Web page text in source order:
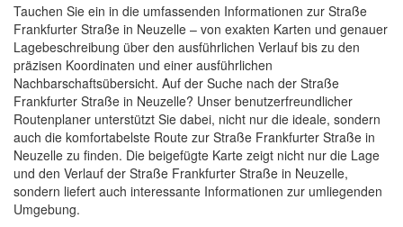
Tauchen Sie ein in die umfassenden Informationen zur Straße
Frankfurter Straße in Neuzelle – von exakten Karten und genauer
Lagebeschreibung über den ausführlichen Verlauf bis zu den
präzisen Koordinaten und einer ausführlichen
Nachbarschaftsübersicht. Auf der Suche nach der Straße
Frankfurter Straße in Neuzelle? Unser benutzerfreundlicher
Routenplaner unterstützt Sie dabei, nicht nur die ideale, sondern
auch die komfortabelste Route zur Straße Frankfurter Straße in
Neuzelle zu finden. Die beigefügte Karte zeigt nicht nur die Lage
und den Verlauf der Straße Frankfurter Straße in Neuzelle,
sondern liefert auch interessante Informationen zur umliegenden
Umgebung.